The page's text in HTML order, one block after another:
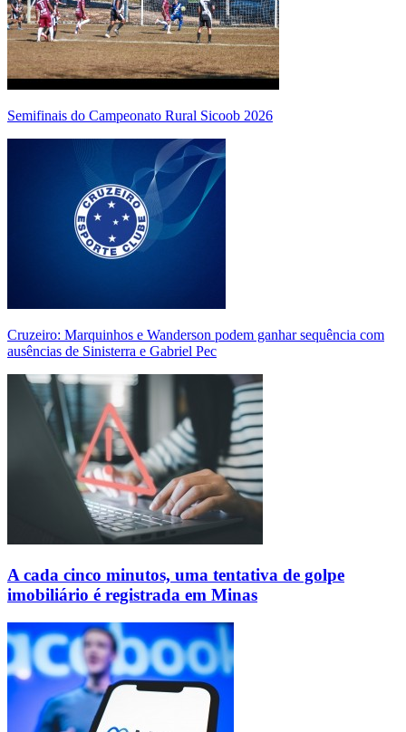
Semifinais do Campeonato Rural Sicoob 2026
Cruzeiro: Marquinhos e Wanderson podem ganhar sequência com
ausências de Sinisterra e Gabriel Pec
A cada cinco minutos, uma tentativa de golpe
imobiliário é registrada em Minas